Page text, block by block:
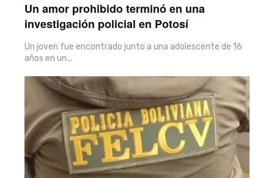
Un amor prohibido terminó en una
investigación policial en Potosí
Un joven fue encontrado junto a una adolescente de 16
años en un...